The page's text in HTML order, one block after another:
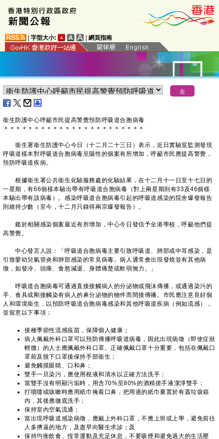
字型大小: 網頁指南
衞生防護中心呼籲市民提高警覺預防呼吸道合胞病毒
＊ ＊ ＊ ＊ ＊ ＊ ＊ ＊ ＊ ＊ ＊ ＊ ＊ ＊ ＊ ＊ ＊ ＊ ＊ ＊ ＊ ＊ ＊
衞生署衞生防護中心今日（十二月二十三日）表示，近日實驗室監測發現
呼吸道樣本對呼吸道合胞病毒呈陽性的個案有所增加，呼籲市民應提高警覺，
預防呼吸道疾病。
根據衞生署公共衞生化驗服務處的化驗結果，在十二月十一日至十七日的
一星期，有66個樣本驗出帶有呼吸道合胞病毒（對上兩星期則有33及46個樣
本驗出帶有該病毒）。感染呼吸道合胞病毒引起的呼吸道感染的院舍爆發報告
則維持少數（至今，十二月只錄得兩宗爆發報告）。
鑑於相關感染個案最近有所增加，中心今日發信予全港學校，呼籲他們提
高警覺。
中心發言人說：「呼吸道合胞病毒主要引致呼吸道、肺部或中耳感染，是
引致嬰幼兒氣管炎和肺部感染的常見病毒。病人通常會出現發燒並有其他病
徵，如發冷、頭痛、食慾減退、身體痛楚或軟弱無力。」
呼吸道合胞病毒可通過直接接觸病人的分泌物或飛沫傳播，或通過染污的
手、食具或剛接觸染有病人的鼻分泌物的物件而間接傳播。市民應注意良好個
人和環境衞生，以預防呼吸道合胞病毒感染和其他呼吸道疾病（例如流感），
並留意以下事項：
接種季節性流感疫苗，保障個人健康；
病人佩戴外科口罩可以預防傳播呼吸道病毒，因此出現病徵（即使症狀
輕微）的人士應佩戴外科口罩。正確佩戴口罩十分重要，包括在佩戴口
罩前及脫下口罩後保持手部衞生；
避免觸摸眼睛、口和鼻；
雙手一旦染污，應使用梘液和清水以正確方法洗手；
當雙手沒有明顯污垢時，用含70%至80%的酒精搓手液潔淨雙手；
打噴嚏或咳嗽時應用紙巾掩着口鼻，把用過的紙巾棄置於有蓋垃圾箱
內，其後應徹底洗手；
保持室內空氣流通；
當出現呼吸道感染病徵，應戴上外科口罩，不應上班或上學，避免前往
人多擠逼的地方，及盡早向醫生求診；及
保持均衡飲食、恆常運動及充足休息，不要吸煙和避免過大的生活壓